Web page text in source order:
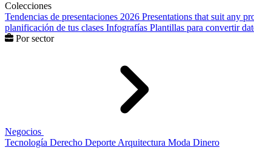
Colecciones
Tendencias de presentaciones 2026 Presentations that suit any
planificación de tus clases Infografías Plantillas para convertir
Por sector
Negocios
Tecnología Derecho Deporte Arquitectura Moda Dinero